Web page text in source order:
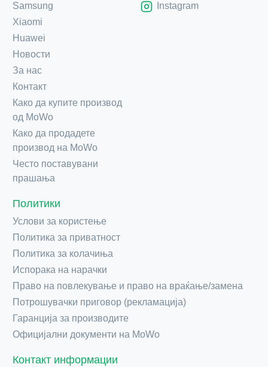
Samsung
Xiaomi
Huawei
Новости
За нас
Контакт
Како да купите производ
од MoWo
Како да продадете
производ на MoWo
Често поставувани
прашања
Политики
Услови за користење
Политика за приватност
Политика за колачиња
Испорака на нарачки
Право на повлекување и право на враќање/замена
Потрошувачки приговор (рекламација)
Гаранција за производите
Официјални документи на MoWo
Контакт информации
Instagram